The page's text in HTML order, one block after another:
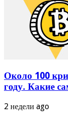
читайте также
Топ новости